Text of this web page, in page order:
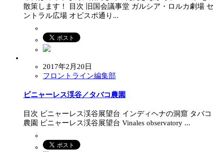
散策します！ 目次 旧国会議事堂 ガルシア・ロルカ劇場 セ
ントラル広場 オビスポ通り...
2017年2月20日
フロントライン編集部
ビニャーレス渓谷／タバコ農園
目次 ビニャーレス渓谷展望台 インディヘナの洞窟 タバコ
農園 ビニャーレス渓谷展望台 Vinales observatory ...